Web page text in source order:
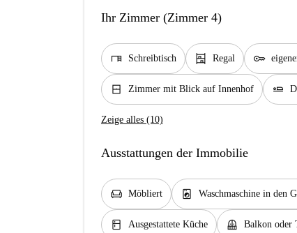
Ihr Zimmer (Zimmer 4)
desk Schreibtisch shelves Regal key
window_closed Zimmer mit Blick auf Innenhof airline_seat_flat
Zeige alles (10)
Ausstattungen der Immobilie
chair Möbliert local_laundry_service Waschmaschine in den
kitchen Ausgestattete Küche balcony Balkon oder